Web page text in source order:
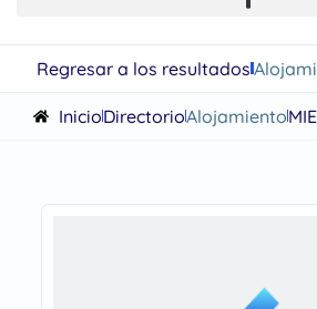
Regresar a los resultados
InicioDirectorioAlojamiento